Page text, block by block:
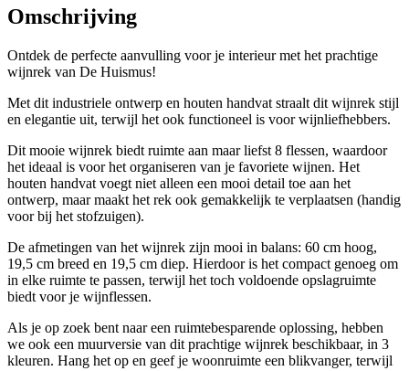
Omschrijving
Ontdek de perfecte aanvulling voor je interieur met het prachtige
wijnrek van De Huismus!
Met dit industriele ontwerp en houten handvat straalt dit wijnrek stijl
en elegantie uit, terwijl het ook functioneel is voor wijnliefhebbers.
Dit mooie wijnrek biedt ruimte aan maar liefst 8 flessen, waardoor
het ideaal is voor het organiseren van je favoriete wijnen. Het
houten handvat voegt niet alleen een mooi detail toe aan het
ontwerp, maar maakt het rek ook gemakkelijk te verplaatsen (handig
voor bij het stofzuigen).
De afmetingen van het wijnrek zijn mooi in balans: 60 cm hoog,
19,5 cm breed en 19,5 cm diep. Hierdoor is het compact genoeg om
in elke ruimte te passen, terwijl het toch voldoende opslagruimte
biedt voor je wijnflessen.
Als je op zoek bent naar een ruimtebesparende oplossing, hebben
we ook een muurversie van dit prachtige wijnrek beschikbaar, in 3
kleuren. Hang het op en geef je woonruimte een blikvanger, terwijl